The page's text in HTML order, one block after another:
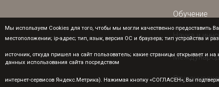
Обучение
Наука и
Мы используем Cookies для того, чтобы мы могли качественно предоставить
местоположении; ip-адрес; тип, язык, версия ОС и браузера; тип устройства и
источник, откуда пришел на сайт пользователь; какие страницы открывает и
данных использования сайта посредством
интернет-сервисов Яндекс.Метрика). Нажимая кнопку «СОГЛАСЕН», Вы